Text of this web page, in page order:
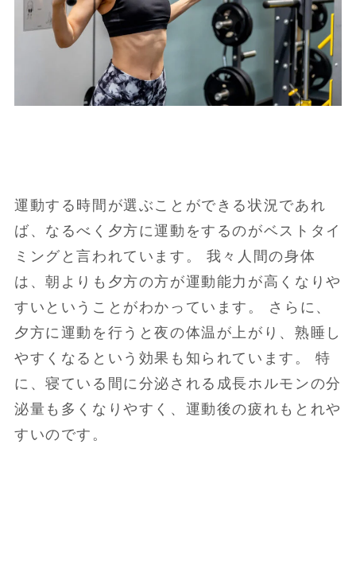
運動する時間が選ぶことができる状況であれ
ば、なるべく夕方に運動をするのがベストタイ
ミングと言われています。 我々人間の身体
は、朝よりも夕方の方が運動能力が高くなりや
すいということがわかっています。 さらに、
夕方に運動を行うと夜の体温が上がり、熟睡し
やすくなるという効果も知られています。 特
に、寝ている間に分泌される成長ホルモンの分
泌量も多くなりやすく、運動後の疲れもとれや
すいのです。